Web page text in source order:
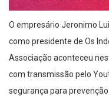
O empresário Jeronimo
como presidente de Os
Associação aconteceu
com transmissão pelo
segurança para